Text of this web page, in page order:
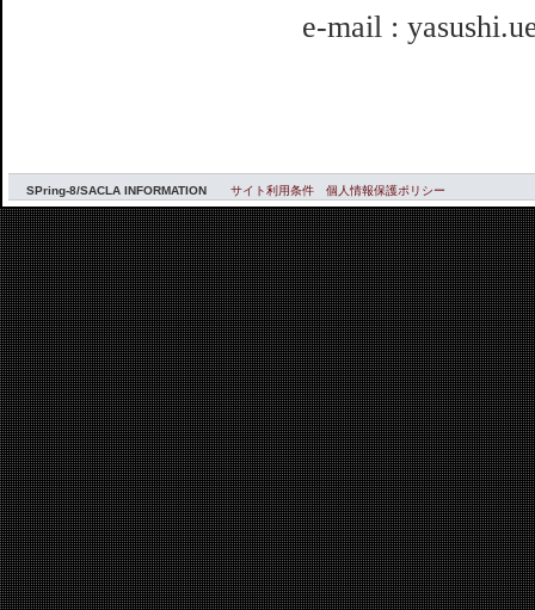
e-mail :
SPring-8/SACLA INFORMATION サイト利用条件 個人情報保護ポリシー